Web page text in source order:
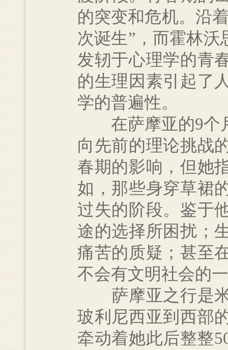
的突变和危机。沿
次诞生”，而霍林沃
发轫于心理学的青
的生理因素引起了
学的普遍性。
在萨摩亚的9个月
向先前的理论挑战
春期的影响，但她
如，那些身穿草裙
过失的阶段。鉴于
途的选择所困扰；
痛苦的质疑；甚至
不会有文明社会的
萨摩亚之行是米
玻利尼西亚到西部
牵动着她此后整整